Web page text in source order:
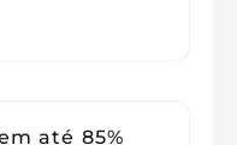
até 85%